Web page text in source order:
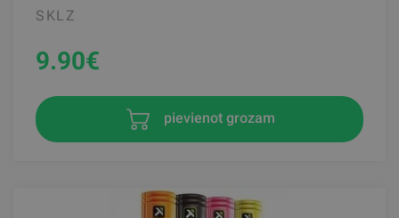
SKLZ
9.90€
pievienot grozam